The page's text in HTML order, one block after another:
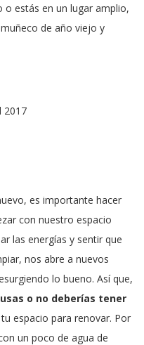
estás en un lugar amplio,
de año viejo y
es importante hacer
con nuestro espacio
las energías y sentir que
nos abre a nuevos
lo bueno. Así que,
o no deberías tener
espacio para renovar. Por
un poco de agua de